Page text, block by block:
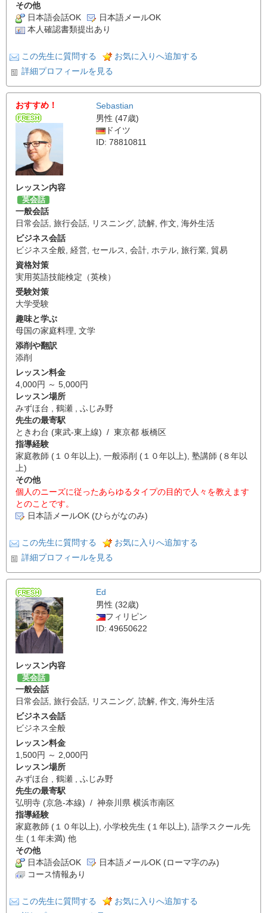
その他
日本語会話OK
日本語メールOK
本人確認書類提出あり
この先生に質問する
お気に入りへ追加する
詳細プロフィールを見る
おすすめ！
Sebastian
男性 (47歳)
ドイツ
ID: 78810811
レッスン内容
英会話
一般会話
日常会話, 旅行会話, リスニング, 読解, 作文, 海外生活
ビジネス会話
ビジネス全般, 経営, セールス, 会計, ホテル, 旅行業, 貿易
資格対策
実用英語技能検定（英検）
受験対策
大学受験
趣味と学ぶ
母国の家庭料理, 文学
添削や翻訳
添削
レッスン料金
4,000円 ～ 5,000円
レッスン場所
みずほ台 , 鶴瀬 , ふじみ野
先生の最寄駅
ときわ台 (東武-東上線) / 東京都 板橋区
指導経験
家庭教師 (１０年以上), 一般添削 (１０年以上), 塾講師 (８年以
上)
その他
個人のニーズに従ったあらゆるタイプの目的で人々を教えます
とのことです。
日本語メールOK (ひらがなのみ)
この先生に質問する
お気に入りへ追加する
詳細プロフィールを見る
Ed
男性 (32歳)
フィリピン
ID: 49650622
レッスン内容
英会話
一般会話
日常会話 旅行会話 リスニング 読解 作文 海外生活
ビジネス会話
ビジネス全般
レッスン料金
1,500円 ～ 2,000円
レッスン場所
みずほ台 , 鶴瀬 , ふじみ野
先生の最寄駅
弘明寺 (京急-本線) / 神奈川県 横浜市南区
指導経験
家庭教師 (１０年以上), 小学校先生 (１年以上), 語学スクール先
生 (１年未満) 他
その他
日本語会話OK
日本語メールOK (ローマ字のみ)
コース情報あり
この先生に質問する
お気に入りへ追加する